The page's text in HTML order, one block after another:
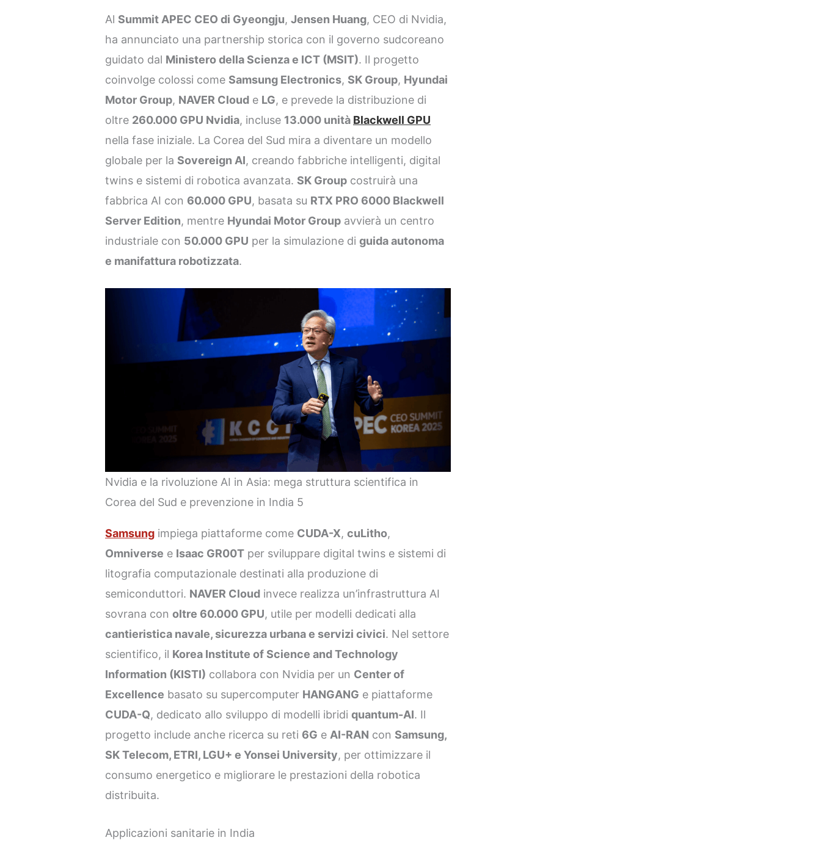
Al Summit APEC CEO di Gyeongju,Jensen Huang, CEO di Nvidia,
ha annunciato una partnership storica con il governo sudcoreano
guidato dal Ministero della Scienza e ICT (MSIT). Il progetto
coinvolge colossi come Samsung Electronics, SK Group, Hyundai
Motor Group, NAVER Cloud e LG, e prevede la distribuzione di
oltre 260.000 GPU Nvidia, incluse 13.000 unità Blackwell GPU
nella fase iniziale. La Corea del Sud mira a diventare un modello
globale per la Sovereign AI, creando fabbriche intelligenti, digital
twins e sistemi di robotica avanzata. SK Group costruirà una
fabbrica AI con 60.000 GPU, basata su RTX PRO 6000 Blackwell
Server Edition, mentre Hyundai Motor Group avvierà un centro
industriale con 50.000 GPU per la simulazione diguida autonoma
e manifattura robotizzata.
Nvidia e la rivoluzione AI in Asia: mega struttura scientifica in
Corea del Sud e prevenzione in India 5
Samsung impiega piattaforme come CUDA-X,cuLitho,
Omniverse e Isaac GR00T per sviluppare digital twins e sistemi di
litografia computazionale destinati alla produzione di
semiconduttori. NAVER Cloud invece realizza un’infrastruttura AI
sovrana conoltre 60.000 GPU, utile per modelli dedicati alla
cantieristica navale, sicurezza urbana e servizi civici. Nel settore
scientifico, il Korea Institute of Science and Technology
Information (KISTI) collabora con Nvidia per un Center of
Excellence basato su supercomputer HANGANG e piattaforme
CUDA-Q, dedicato allo sviluppo di modelli ibridiquantum-AI. Il
progetto include anche ricerca su reti 6G e AI-RAN con Samsung,
SK Telecom, ETRI, LGU+ e Yonsei University, per ottimizzare il
consumo energetico e migliorare le prestazioni della robotica
distribuita.
Applicazioni sanitarie in India